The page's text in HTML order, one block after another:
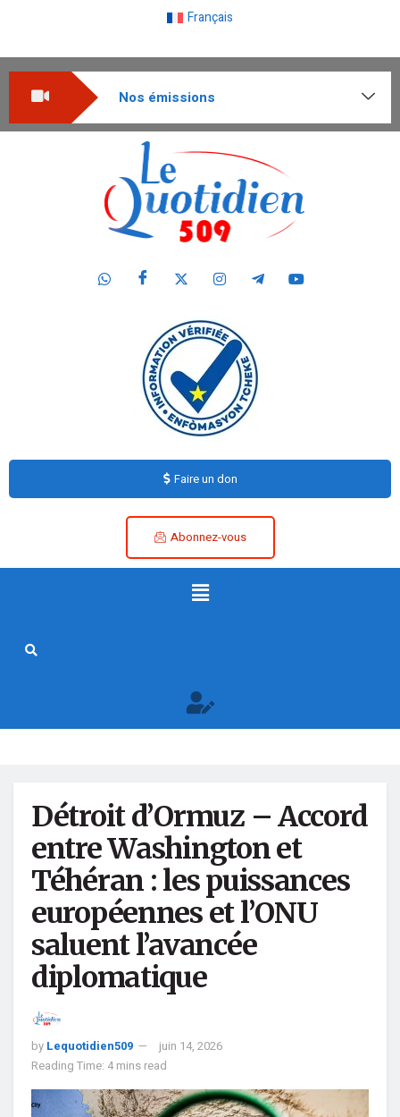
Français
Nos émissions
Faire un don
Abonnez-vous
Détroit d’Ormuz – Accord
entre Washington et
Téhéran : les puissances
européennes et l’ONU
saluent l’avancée
diplomatique
by Lequotidien509
juin 14, 2026
Reading Time: 4 mins read